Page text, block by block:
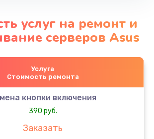
услуг на ремонт и
серверов Asus
Услуга
Стоимость ремонта
кнопки включения
390 руб.
Заказать